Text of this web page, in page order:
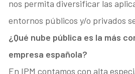
nos permita diversificar las
entornos públicos y/o privados
¿Qué nube pública es la más
empresa española?
En IPM contamos con alta